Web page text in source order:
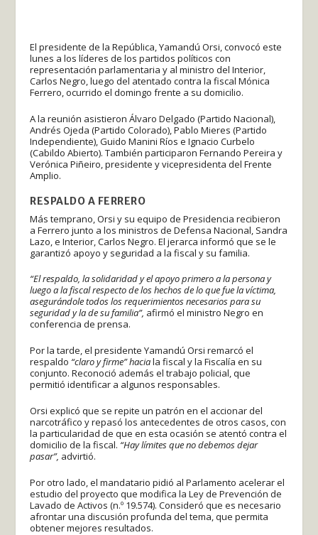
El presidente de la República, Yamandú Orsi, convocó este
lunes a los líderes de los partidos políticos con
representación parlamentaria y al ministro del Interior,
Carlos Negro, luego del atentado contra la fiscal Mónica
Ferrero, ocurrido el domingo frente a su domicilio.
A la reunión asistieron Álvaro Delgado (Partido Nacional),
Andrés Ojeda (Partido Colorado), Pablo Mieres (Partido
Independiente), Guido Manini Ríos e Ignacio Curbelo
(Cabildo Abierto). También participaron Fernando Pereira y
Verónica Piñeiro, presidente y vicepresidenta del Frente
Amplio.
RESPALDO A FERRERO
Más temprano, Orsi y su equipo de Presidencia recibieron
a Ferrero junto a los ministros de Defensa Nacional, Sandra
Lazo, e Interior, Carlos Negro. El jerarca informó que se le
garantizó apoyo y seguridad a la fiscal y su familia.
“El respaldo, la solidaridad y el apoyo primero a la persona y
luego a la fiscal respecto de los hechos de lo que fue la víctima,
asegurándole todos los requerimientos necesarios para su
seguridad y la de su familia”, afirmó el ministro Negro en
conferencia de prensa.
Por la tarde, el presidente Yamandú Orsi remarcó el
respaldo “claro y firme” haciala fiscal y la Fiscalía en su
conjunto. Reconoció además el trabajo policial, que
permitió identificar a algunos responsables.
Orsi explicó que se repite un patrón en el accionar del
narcotráfico y repasó los antecedentes de otros casos, con
la particularidad de que en esta ocasión se atentó contra el
domicilio de la fiscal. “Hay límites que no debemos dejar
pasar”, advirtió.
Por otro lado, el mandatario pidió al Parlamento acelerar el
estudio del proyecto que modifica la Ley de Prevención de
Lavado de Activos (n.º 19.574). Consideró que es necesario
afrontar una discusión profunda del tema, que permita
obtener mejores resultados.